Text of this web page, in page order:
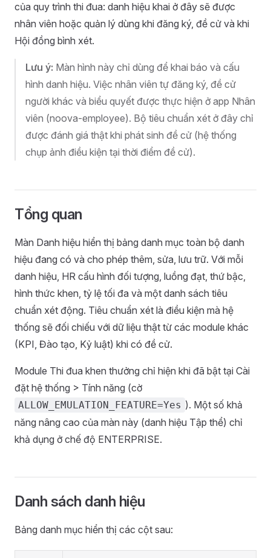
của quy trình thi đua: danh hiệu khai ở đây sẽ được
nhân viên hoặc quản lý dùng khi đăng ký, đề cử và khi
Hội đồng bình xét.
Lưu ý: Màn hình này chỉ dùng để khai báo và cấu
hình danh hiệu. Việc nhân viên tự đăng ký, đề cử
người khác và biểu quyết được thực hiện ở app Nhân
viên (noova-employee). Bộ tiêu chuẩn xét ở đây chỉ
được đánh giá thật khi phát sinh đề cử (hệ thống
chụp ảnh điều kiện tại thời điểm đề cử).
Tổng quan
Màn Danh hiệu hiển thị bảng danh mục toàn bộ danh
hiệu đang có và cho phép thêm, sửa, lưu trữ. Với mỗi
danh hiệu, HR cấu hình đối tượng, luồng đạt, thứ bậc,
hình thức khen, tỷ lệ tối đa và một danh sách tiêu
chuẩn xét động. Tiêu chuẩn xét là điều kiện mà hệ
thống sẽ đối chiếu với dữ liệu thật từ các module khác
(KPI, Đào tạo, Kỷ luật) khi có đề cử.
Module Thi đua khen thưởng chỉ hiện khi đã bật tại Cài
đặt hệ thống > Tính năng (cờ
ALLOW_EMULATION_FEATURE=Yes ). Một số khả
năng nâng cao của màn này (danh hiệu Tập thể) chỉ
khả dụng ở chế độ ENTERPRISE.
Danh sách danh hiệu
Bảng danh mục hiển thị các cột sau: